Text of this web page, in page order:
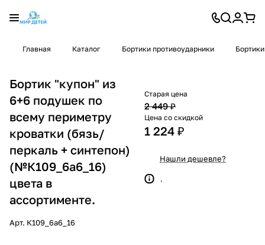
Главная Каталог Бортики противоударники
Бортик "купон" из
6+6 подушек по
всему периметру
кроватки (бязь/
перкаль + синтепон)
(№К109_6а6_16)
цвета в
ассортименте.
Арт. К109_6а6_16
Старая цена
2 449 ₽
Цена со скидкой
1 224 ₽
Нашли дешевле?
.